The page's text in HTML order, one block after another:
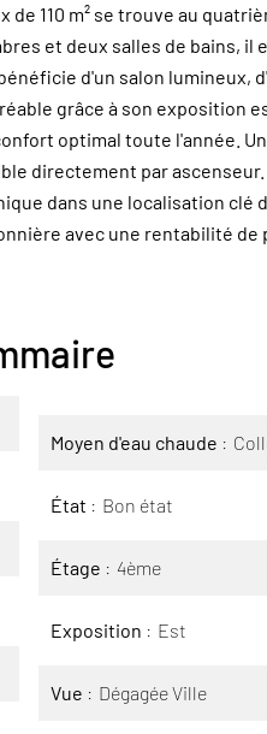
110 m² se trouve au
et deux salles de bains, il
d'un salon lumineux,
grâce à son exposition
optimal toute l'année.
directement par
dans une localisation clé
avec une rentabilité de
Moyen d'eau chaude
État Bon état
Étage 4ème
Exposition Est
Vue Dégagée Ville